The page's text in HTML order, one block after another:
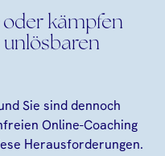
kämpfen
Sie sind dennoch
Online-Coaching
Herausforderungen.